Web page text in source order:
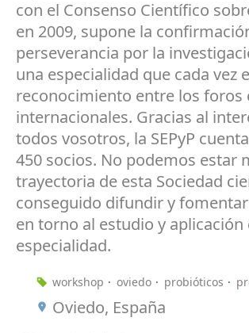
con el Consenso Científico
en 2009, supone la
perseverancia por la
una especialidad que cada vez
reconocimiento entre los foros
internacionales. Gracias al
todos vosotros, la SEPyP
450 socios. No podemos estar
trayectoria de esta Sociedad
conseguido difundir y
en torno al estudio y
especialidad.
workshop oviedo probióticos
Oviedo, España